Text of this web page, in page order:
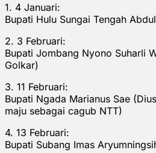
1. 4 Januari:
Bupati Hulu Sungai Tengah
2. 3 Februari:
Bupati Jombang Nyono Suharli
Golkar)
3. 11 Februari:
Bupati Ngada Marianus Sae
maju sebagai cagub NTT)
4. 13 Februari:
Bupati Subang Imas